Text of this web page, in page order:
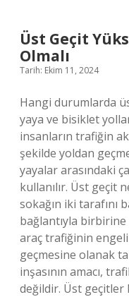
Üst Geçit
Olmalı
Tarih: Ekim 11, 2024
Hangi durumlarda
yaya ve bisiklet
insanların trafiğin
şekilde yoldan
yayalar arasındaki
kullanılır. Üst geçit
sokağın iki tarafını
bağlantıyla birbirine
araç trafiğinin
geçmesine olanak
inşasının amacı,
değildir. Üst